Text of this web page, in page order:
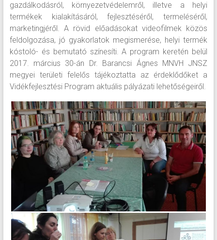
gazdálkodásról, környezetvédelemről, illetve a helyi
termékek kialakításáról, fejlesztéséről, termeléséről,
marketingjéről. A rövid előadásokat videofilmek közös
feldolgozása, jó gyakorlatok megismerése, helyi termék
kóstoló- és bemutató színesíti. A program keretén belül
2017. március 30-án Dr. Barancsi Ágnes MNVH JNSZ
megyei területi felelős tájékoztatta az érdeklődőket a
Vidékfejlesztési Program aktuális pályázati lehetőségeiről.